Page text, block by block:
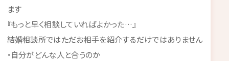
ます
『もっと早く相談していればよかった…』
結婚相談所ではただお相手を紹介するだけではありません
・自分がどんな人と合うのか